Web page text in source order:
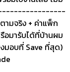
จริง + ค่าแพ็ก
อมารับได้ที่บ้านผม
งมอบที่ Save ที่สุด)